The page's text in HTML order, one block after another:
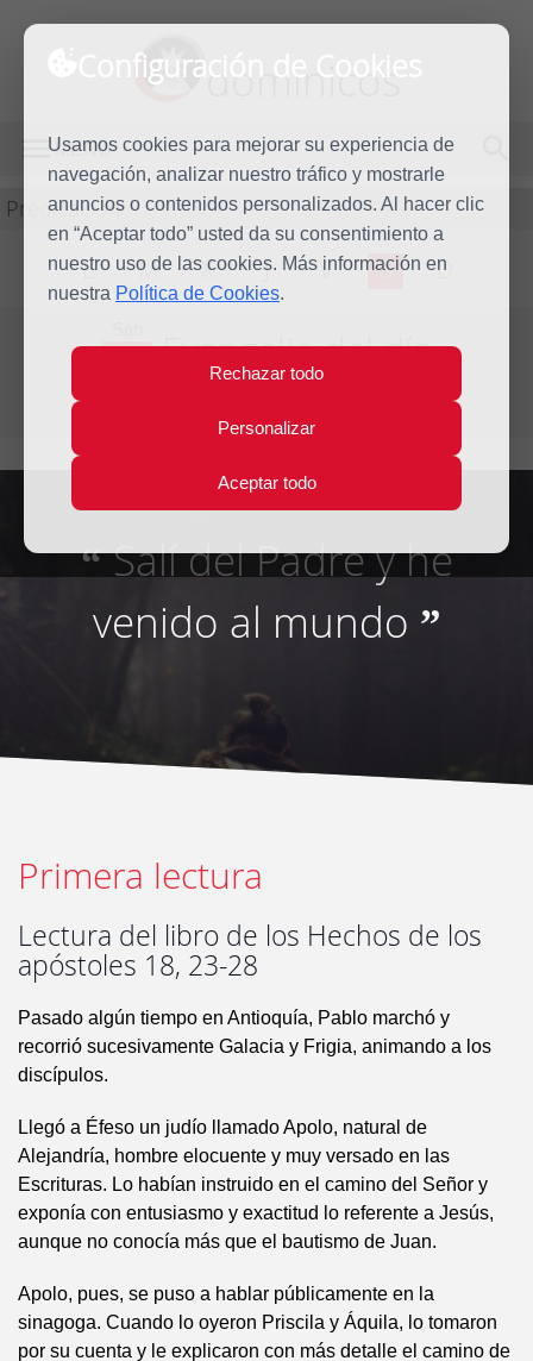
Configuración de Cookies
Usamos cookies para mejorar su experiencia de
navegación, analizar nuestro tráfico y mostrarle
anuncios o contenidos personalizados. Al hacer clic
en “Aceptar todo” usted da su consentimiento a
nuestro uso de las cookies. Más información en
nuestra Política de Cookies.
Rechazar todo
Personalizar
Aceptar todo
dominicos
MENÚ
Predicación
L M X J V S D
7 Evangelio del día
“Salí del Padre y he
venido al mundo ”
Primera lectura
Lectura del libro de los Hechos de los
apóstoles 18, 23-28
Pasado algún tiempo en Antioquía, Pablo marchó y
recorrió sucesivamente Galacia y Frigia, animando a los
discípulos.
Llegó a Éfeso un judío llamado Apolo, natural de
Alejandría, hombre elocuente y muy versado en las
Escrituras. Lo habían instruido en el camino del Señor y
exponía con entusiasmo y exactitud lo referente a Jesús,
aunque no conocía más que el bautismo de Juan.
Apolo, pues, se puso a hablar públicamente en la
sinagoga. Cuando lo oyeron Priscila y Áquila, lo tomaron
por su cuenta y le explicaron con más detalle el camino de